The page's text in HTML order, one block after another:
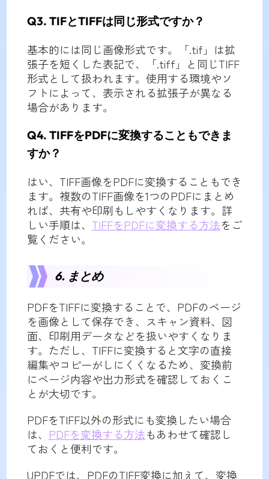
Q3. TIFとTIFFは同じ形式ですか？
基本的には同じ画像形式です。「.tif」は拡
張子を短くした表記で、「.tiff」と同じTIFF
形式として扱われます。使用する環境やソ
フトによって、表示される拡張子が異なる
場合があります。
Q4. TIFFをPDFに変換することもできま
すか？
はい、TIFF画像をPDFに変換することもでき
ます。複数のTIFF画像を1つのPDFにまとめ
れば、共有や印刷もしやすくなります。詳
しい手順は、 TIFFをPDFに変換する方法をご
覧ください。
6. まとめ
PDFをTIFFに変換することで、PDFのページ
を画像として保存でき、スキャン資料、図
面、印刷用データなどを扱いやすくなりま
す。ただし、TIFFに変換すると文字の直接
編集やコピーがしにくくなるため、変換前
にページ内容や出力形式を確認しておくこ
とが大切です。
PDFをTIFF以外の形式にも変換したい場合
は、 PDFを変換する方法もあわせて確認し
ておくと便利です。
UPDFでは、PDFのTIFF変換に加えて、変換